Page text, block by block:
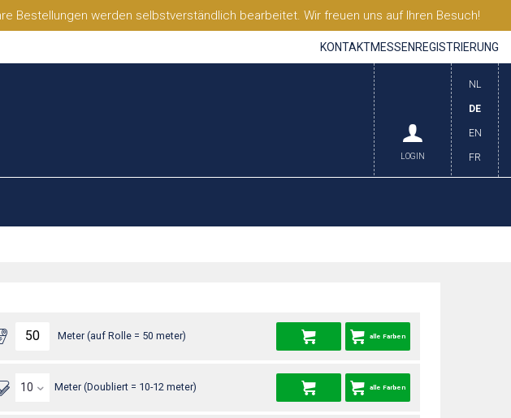
Bestellungen werden selbstverständlich bearbeitet. Wir freuen uns auf Ihren Besuch!
KONTAKTMESSEN REGISTRIERUNG
NL
DE
EN
FR
LOGIN
Meter (auf Rolle = 50 meter) alle Farben
Meter (Doubliert = 10-12 meter) alle Farben